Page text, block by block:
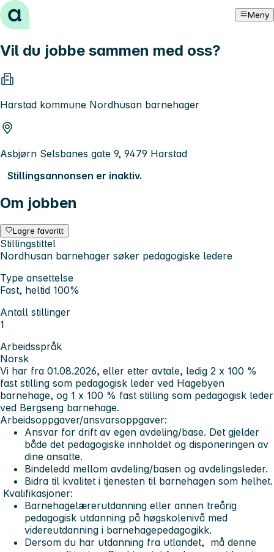
Hopp til innhold Meny
Vil du jobbe sammen med oss?
Harstad kommune Nordhusan barnehager
Asbjørn Selsbanes gate 9, 9479 Harstad
Stillingsannonsen er inaktiv.
Om jobben
Lagre favoritt
Stillingstittel
Nordhusan barnehager søker pedagogiske ledere
Type ansettelse
Fast, heltid 100%
Antall stillinger
1
Arbeidsspråk
Norsk
Vi har fra 01.08.2026, eller etter avtale, ledig 2 x 100 %
fast stilling som pedagogisk leder ved Hagebyen
barnehage, og 1 x 100 % fast stilling som pedagogisk leder
ved Bergseng barnehage.
Arbeidsoppgaver/ansvarsoppgaver:
Ansvar for drift av egen avdeling/base. Det gjelder
både det pedagogiske innholdet og disponeringen av
dine ansatte.
Bindeledd mellom avdeling/basen og avdelingsleder.
Bidra til kvalitet i tjenesten til barnehagen som helhet.
Kvalifikasjoner:
Barnehagelærerutdanning eller annen treårig
pedagogisk utdanning på høgskolenivå med
videreutdanning i barnehagepedagogikk.
Dersom du har utdanning fra utlandet, må denne